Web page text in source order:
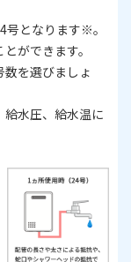
となります※。
ができます。
を選びましょ
水圧、給水温に